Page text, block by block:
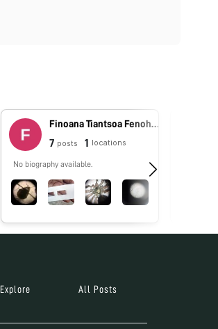
7 posts 1 locations
No biography available.
Explore All Posts